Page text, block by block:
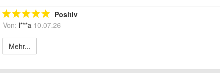
Positiv
Von: l***a 10.07.26
Mehr...